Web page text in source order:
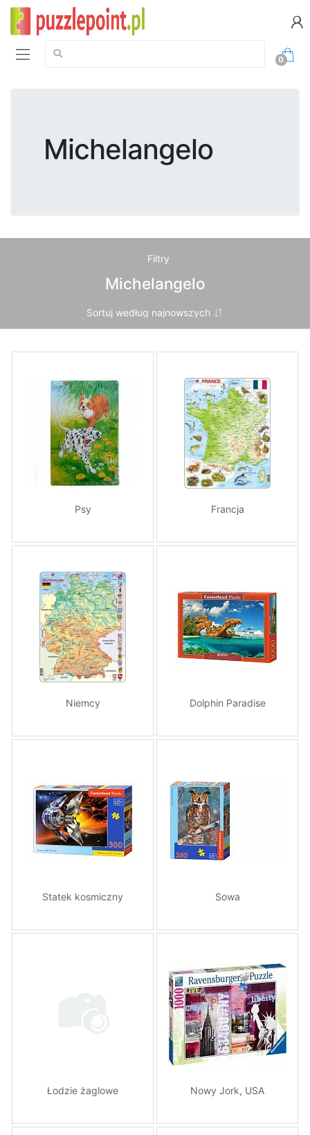
Szukaj:
0
Michelangelo
Filtry
Michelangelo
Psy Francja
Niemcy Dolphin Paradise
Statek kosmiczny Sowa
Łodzie żaglowe Nowy Jork, USA